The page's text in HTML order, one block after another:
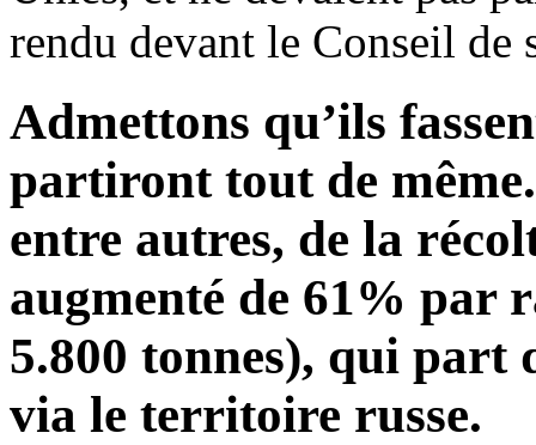
rendu devant le Conseil de
Admettons qu’ils
partiront tout de
entre autres, de la
augmenté de 61% par
5.800 tonnes), qui part
via le territoire russe.